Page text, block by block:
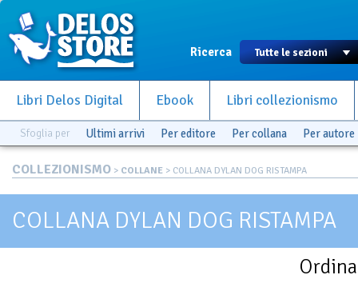
Ricerca
Libri Delos Digital Ebook Libri collezionismo
Sfoglia per Ultimi arrivi Per editore Per collana Per autore
COLLEZIONISMO > COLLANE > COLLANA DYLAN DOG RISTAMPA
COLLANA DYLAN DOG RISTAMPA